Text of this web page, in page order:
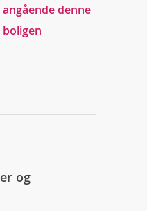
angående denne
boligen
og